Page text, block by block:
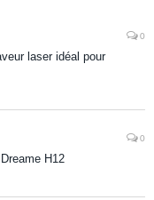
0
laser idéal pour
0
H12